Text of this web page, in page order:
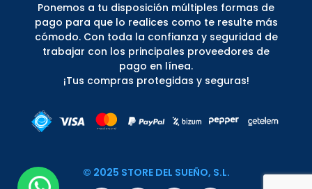
Ponemos a tu disposición múltiples formas de
pago para que lo realices como te resulte más
cómodo. Con toda la confianza y seguridad de
trabajar con los principales proveedores de
pago en línea.
¡Tus compras protegidas y seguras!
© 2025 STORE DEL SUEÑO, S.L.